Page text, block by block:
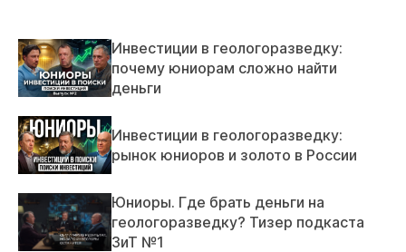
Инвестиции в геологоразведку:
почему юниорам сложно найти
деньги
Инвестиции в геологоразведку:
рынок юниоров и золото в России
Юниоры. Где брать деньги на
геологоразведку? Тизер подкаста
ЗиТ №1